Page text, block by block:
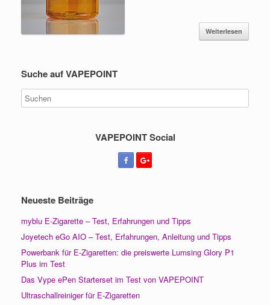
Weiterlesen
Suche auf VAPEPOINT
VAPEPOINT Social
Neueste Beiträge
myblu E-Zigarette – Test, Erfahrungen und Tipps
Joyetech eGo AIO – Test, Erfahrungen, Anleitung und Tipps
Powerbank für E-Zigaretten: die preiswerte Lumsing Glory P1
Plus im Test
Das Vype ePen Starterset im Test von VAPEPOINT
Ultraschallreiniger für E-Zigaretten